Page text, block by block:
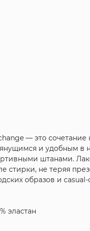
— это сочетание
и удобным в
штанами.
стирки, не теряя
образов и casual-
эластан